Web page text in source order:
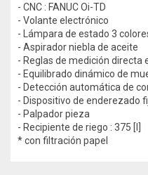
- CNC : FANUC Oi-TD
- Volante electrónico
- Lámpara de estado 3
- Aspirador niebla de aceite
- Reglas de medición directa
- Equilibrado dinámico de
- Detección automática de
- Dispositivo de enderezado
- Palpador pieza
- Recipiente de riego : 375 [l]
* con filtración papel